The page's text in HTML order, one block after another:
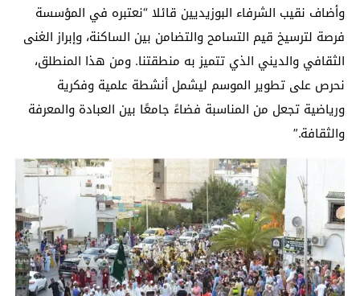
وأضاف نقيب الشرفاء البوزيديين قائلا “نعتبره في المؤسسة
فرصة لترسيخ قيم التسامح والتضامن بين الساكنة، وإبراز الغنى
الثقافي والديني الذي تتميز به منطقتنا. ومن هذا المنطلق،
نحرص على تطوير الموسم ليشمل أنشطة علمية وفكرية
ورياضية تجعل من المناسبة فضاءً جامعًا بين العبادة والمعرفة
والثقافة.”